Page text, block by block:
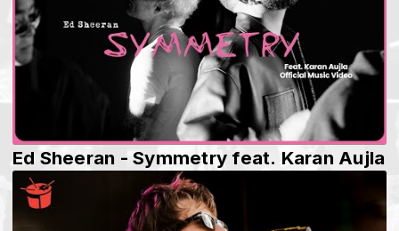
Ed Sheeran - Symmetry feat. Karan Aujla